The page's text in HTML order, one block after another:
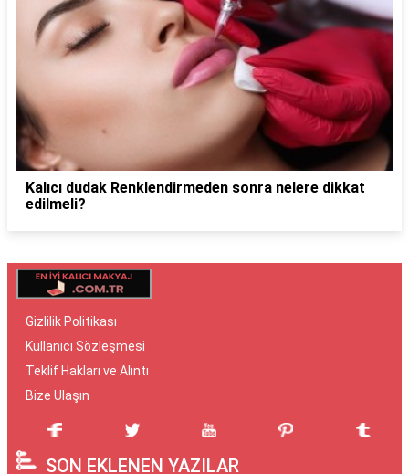
Kalıcı dudak Renklendirmeden sonra nelere dikkat
edilmeli?
Gizlilik Politikası
Kullanıcı Sözleşmesi
Teklif Hakları ve Alıntı
Bize Ulaşın
SON EKLENEN YAZILAR